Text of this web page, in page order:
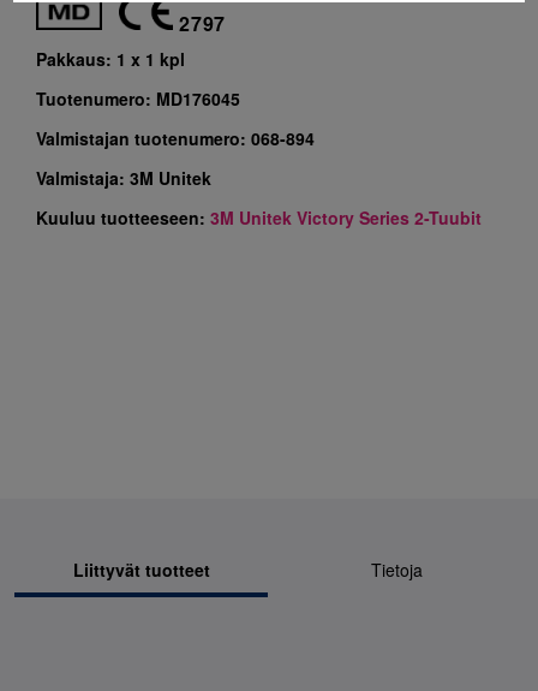
2797
Pakkaus: 1 x 1 kpl
Tuotenumero: MD176045
Valmistajan tuotenumero: 068-894
Valmistaja: 3M Unitek
Kuuluu tuotteeseen: 3M Unitek Victory Series 2-Tuubit
Liittyvät tuotteet Tietoja